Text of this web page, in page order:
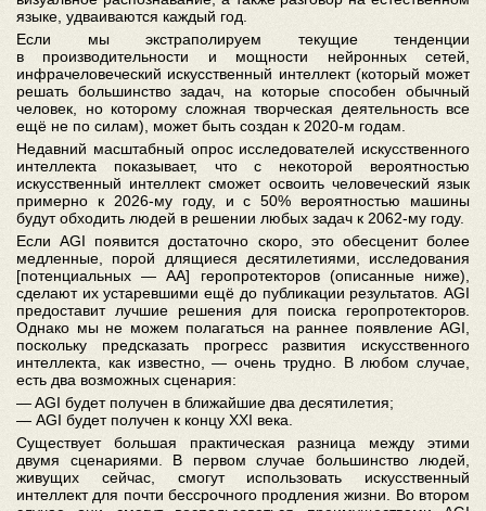
языке, удваиваются каждый год.
Если мы экстраполируем текущие тенденции
в производительности и мощности нейронных сетей,
инфрачеловеческий искусственный интеллект (который может
решать большинство задач, на которые способен обычный
человек, но которому сложная творческая деятельность все
ещё не по силам), может быть создан к 2020-м годам.
Недавний масштабный опрос исследователей искусственного
интеллекта показывает, что с некоторой вероятностью
искусственный интеллект сможет освоить человеческий язык
примерно к 2026-му году, и с 50% вероятностью машины
будут обходить людей в решении любых задач к 2062-му году.
Если AGI появится достаточно скоро, это обесценит более
медленные, порой длящиеся десятилетиями, исследования
[потенциальных — АА] геропротекторов (описанные ниже),
сделают их устаревшими ещё до публикации результатов. AGI
предоставит лучшие решения для поиска геропротекторов.
Однако мы не можем полагаться на раннее появление AGI,
поскольку предсказать прогресс развития искусственного
интеллекта, как известно, — очень трудно. В любом случае,
есть два возможных сценария:
— AGI будет получен в ближайшие два десятилетия;
— AGI будет получен к концу XXI века.
Существует большая практическая разница между этими
двумя сценариями. В первом случае большинство людей,
живущих сейчас, смогут использовать искусственный
интеллект для почти бессрочного продления жизни. Во втором